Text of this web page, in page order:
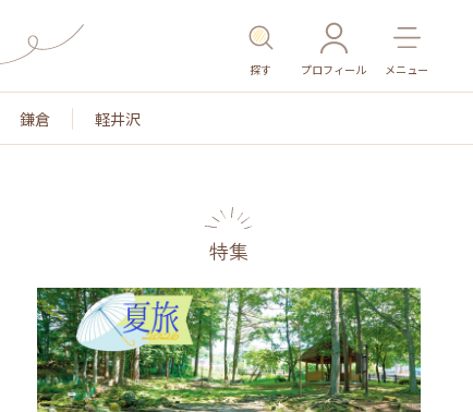
探す プロフィール メニュー
鎌倉 軽井沢
名所・旧跡 温泉・スパ その他施設 ごはん
特集